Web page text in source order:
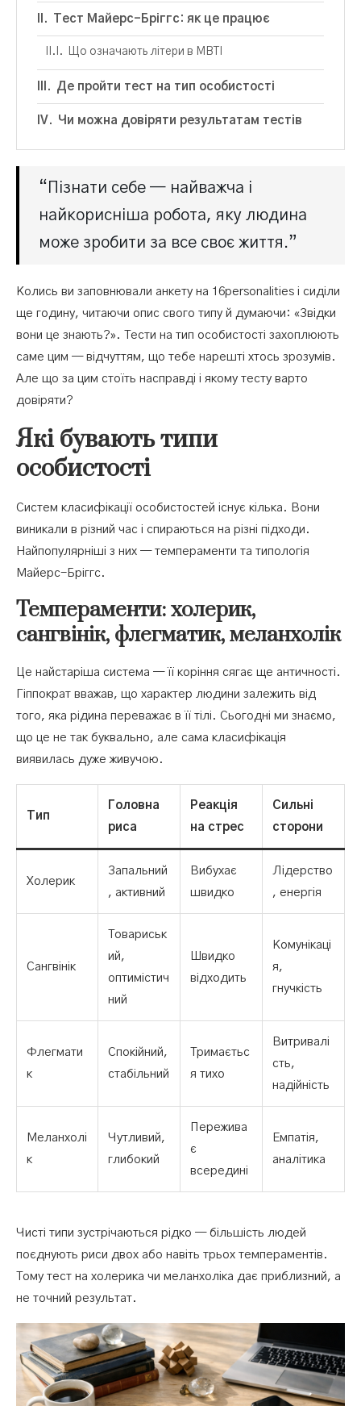
Тест Майерс-Бріггс: як це працює
Що означають літери в MBTI
Де пройти тест на тип особистості
Чи можна довіряти результатам тестів
“Пізнати себе — найважча і
найкорисніша робота, яку людина
може зробити за все своє життя.”
Колись ви заповнювали анкету на 16personalities і сиділи
ще годину, читаючи опис свого типу й думаючи: «Звідки
вони це знають?». Тести на тип особистості захоплюють
саме цим — відчуттям, що тебе нарешті хтось зрозумів.
Але що за цим стоїть насправді і якому тесту варто
довіряти?
Які бувають типи
особистості
Систем класифікації особистостей існує кілька. Вони
виникали в різний час і спираються на різні підходи.
Найпопулярніші з них — темпераменти та типологія
Майерс-Бріггс.
Темпераменти: холерик,
сангвінік, флегматик, меланхолік
Це найстаріша система — її коріння сягає ще античності.
Гіппократ вважав, що характер людини залежить від
того, яка рідина переважає в її тілі. Сьогодні ми знаємо,
що це не так буквально, але сама класифікація
виявилась дуже живучою.
Тип
Головна
риса
Реакція
на стрес
Сильні
сторони
Холерик
Запальний
, активний
Вибухає
швидко
Лідерство
, енергія
Сангвінік
Товариськ
ий,
оптимістич
ний
Швидко
відходить
Комунікаці
я,
гнучкість
Флегмати
к
Спокійний,
стабільний
Тримаєтьс
я тихо
Витривалі
сть,
надійність
Меланхолі
к
Чутливий,
глибокий
Пережива
є
всередині
Емпатія,
аналітика
Чисті типи зустрічаються рідко — більшість людей
поєднують риси двох або навіть трьох темпераментів.
Тому тест на холерика чи меланхоліка дає приблизний, а
не точний результат.